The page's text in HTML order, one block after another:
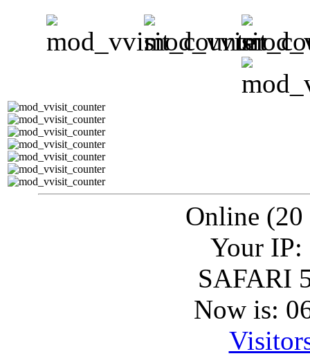
Online (20
Your IP:
SAFARI
Now is: